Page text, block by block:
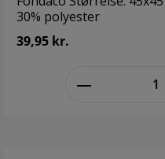
30% polyester
39,95 kr.